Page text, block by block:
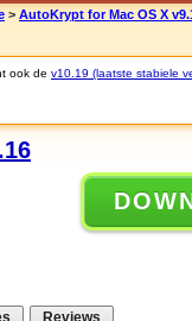
> AutoKrypt for Mac OS X
ook de v10.19 (laatste stabiele
Reviews